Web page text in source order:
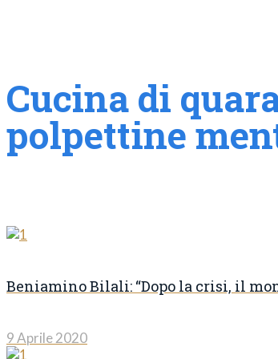
Cucina di
polpettine
Beniamino Bilali: “Dopo la crisi, il
9 Aprile 2020